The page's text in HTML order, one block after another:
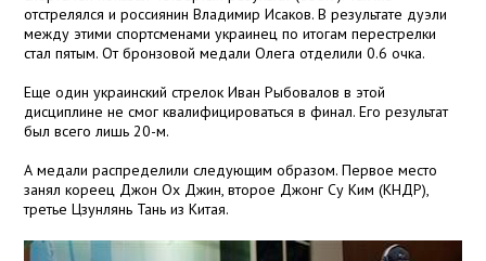
отстрелялся и россиянин Владимир Исаков. В результате дуэли
между этими спортсменами украинец по итогам перестрелки
стал пятым. От бронзовой медали Олега отделили 0.6 очка.
Еще один украинский стрелок Иван Рыбовалов в этой
дисциплине не смог квалифицироваться в финал. Его результат
был всего лишь 20-м.
А медали распределили следующим образом. Первое место
занял кореец Джон Ох Джин, второе Джонг Су Ким (КНДР),
третье Цзунлянь Тань из Китая.